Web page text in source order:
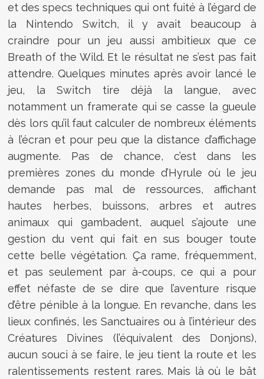
et des specs techniques qui ont fuité à l’égard de
la Nintendo Switch, il y avait beaucoup à
craindre pour un jeu aussi ambitieux que ce
Breath of the Wild. Et le résultat ne s’est pas fait
attendre. Quelques minutes après avoir lancé le
jeu, la Switch tire déjà la langue, avec
notamment un framerate qui se casse la gueule
dès lors qu’il faut calculer de nombreux éléments
à l’écran et pour peu que la distance d’affichage
augmente. Pas de chance, c’est dans les
premières zones du monde d’Hyrule où le jeu
demande pas mal de ressources, affichant
hautes herbes, buissons, arbres et autres
animaux qui gambadent, auquel s’ajoute une
gestion du vent qui fait en sus bouger toute
cette belle végétation. Ça rame, fréquemment,
et pas seulement par à-coups, ce qui a pour
effet néfaste de se dire que l’aventure risque
d’être pénible à la longue. En revanche, dans les
lieux confinés, les Sanctuaires ou à l’intérieur des
Créatures Divines (l’équivalent des Donjons),
aucun souci à se faire, le jeu tient la route et les
ralentissements restent rares. Mais là où le bât